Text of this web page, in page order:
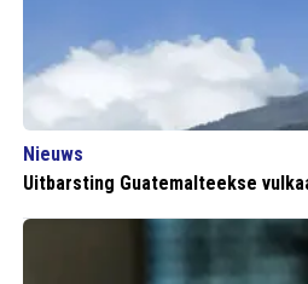
Nieuws
Uitbarsting Guatemalteekse